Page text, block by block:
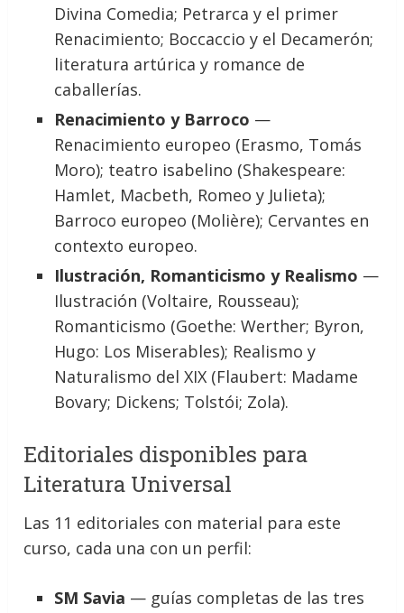
Divina Comedia; Petrarca y el primer
Renacimiento; Boccaccio y el Decamerón;
literatura artúrica y romance de
caballerías.
Renacimiento y Barroco —
Renacimiento europeo (Erasmo, Tomás
Moro); teatro isabelino (Shakespeare:
Hamlet, Macbeth, Romeo y Julieta);
Barroco europeo (Molière); Cervantes en
contexto europeo.
Ilustración, Romanticismo y Realismo —
Ilustración (Voltaire, Rousseau);
Romanticismo (Goethe: Werther; Byron,
Hugo: Los Miserables); Realismo y
Naturalismo del XIX (Flaubert: Madame
Bovary; Dickens; Tolstói; Zola).
Editoriales disponibles para
Literatura Universal
Las 11 editoriales con material para este
curso, cada una con un perfil:
SM Savia — guías completas de las tres